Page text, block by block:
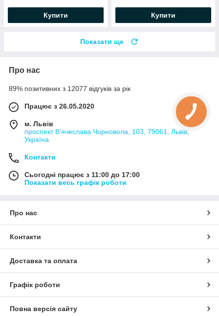
Купити Купити
Показати ще
Про нас
89% позитивних з 12077 відгуків за рік
Працює з 26.05.2020
м. Львів
проспект В'ячеслава Чорновола, 103, 79061, Львів,
Україна
Контакти
Сьогодні працює з 11:00 до 17:00
Показати весь графік роботи
Про нас
Контакти
Доставка та оплата
Графік роботи
Повна версія сайту